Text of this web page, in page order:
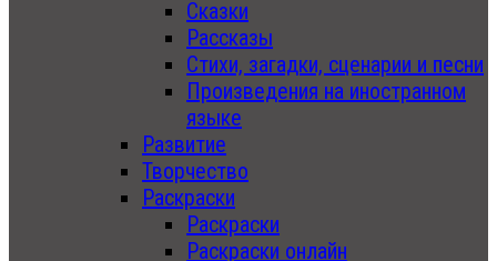
Сказки
Рассказы
Стихи, загадки, сценарии и песни
Произведения на иностранном
языке
Развитие
Творчество
Раскраски
Раскраски
Раскраски онлайн